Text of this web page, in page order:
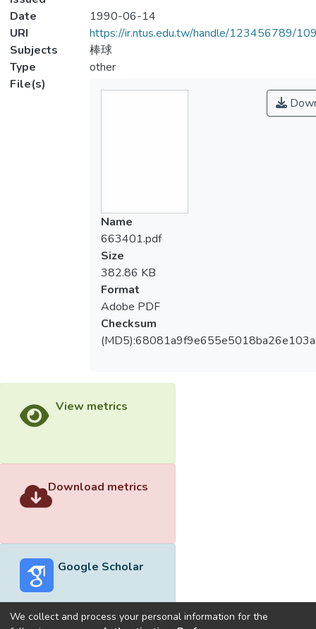
Date
1990-06-14
URI
https://ir.ntus.edu.tw/handle/123456789/
Subjects
棒球
Type
other
File(s)
Name
663401.pdf
Size
382.86 KB
Format
Adobe PDF
Checksum
View metrics
Download metrics
Google Scholar
We collect and process your personal information for the